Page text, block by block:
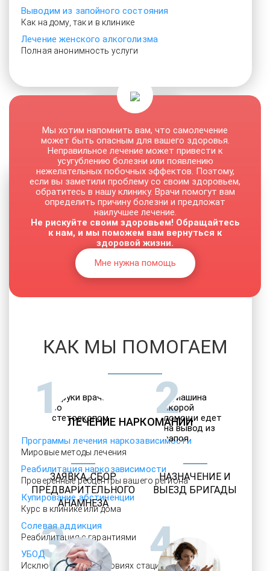
Выводим из запойного состояния
Как на дому, так и в клинике
Лечение женского алкоголизма
Полная анонимность услуги
От 3000 руб.
ЛЕЧЕНИЕ НАРКОМАНИИ
Программы лечения наркозависимости
Мировые методы лечения
Реабилитация наркозависимости
Проверенные ребцентры вашего региона
Купирование абстиненции
Курс в клинике или дома
Солевая аддикция
Реабилитация с гарантиями
УБОД
Исключительно в условиях стационара
Мы хотим напомнить вам, что самолечение
может быть опасным для вашего здоровья.
Неправильное лечение может привести к
усугублению болезни или появлению
нежелательных побочных эффектов. Поэтому,
если вы заметили проблему со своим здоровьем,
обратитесь в нашу клинику. Врачи помогут вам
определить причину болезни и предложат
наилучшее лечение.
Не рискуйте своим здоровьем! Обращайтесь
к нам, и мы поможем вам вернуться к
здоровой жизни.
Мне нужна помощь
КАК МЫ ПОМОГАЕМ
1
ЗАЯВКА, СБОР
ПРЕДВАРИТЕЛЬНОГО
АНАМНЕЗА
2
НАЗНАЧЕНИЕ И
ВЫЕЗД БРИГАДЫ
3 4